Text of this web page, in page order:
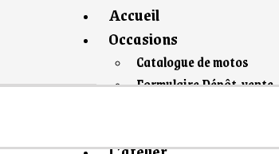
Accueil
Occasions
Catalogue de motos
Formulaire Dépôt-vente